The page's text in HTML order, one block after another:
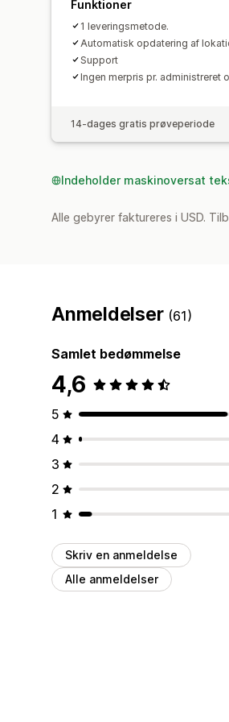
Funktioner
1 leveringsmetode.
Automatisk opdatering af
Support
Ingen merpris pr. administreret
14-dages gratis prøveperiode
Indeholder maskinoversat
Alle gebyrer faktureres i USD.
Anmeldelser (61)
Samlet bedømmelse
4,6
5
4
3
2
1
Skriv en anmeldelse
Alle anmeldelser